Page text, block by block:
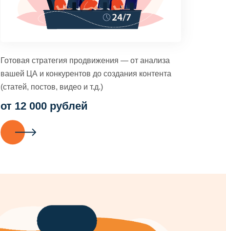
Готовая стратегия продвижения — от анализа
вашей ЦА и конкурентов до создания контента
(статей, постов, видео и т.д.)
от 12 000 рублей